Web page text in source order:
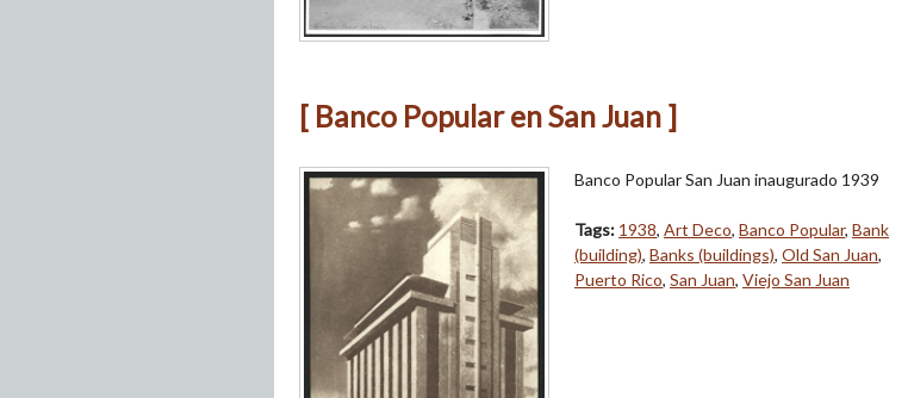
[ Banco Popular en San Juan ]
Banco Popular San Juan inaugurado 1939
Tags: 1938, Art Deco, Banco Popular, Bank
(building), Banks (buildings), Old San Juan,
Puerto Rico, San Juan, Viejo San Juan